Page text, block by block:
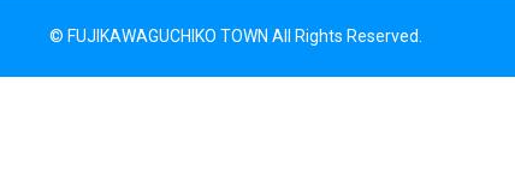
© FUJIKAWAGUCHIKO TOWN All Rights Reserved.